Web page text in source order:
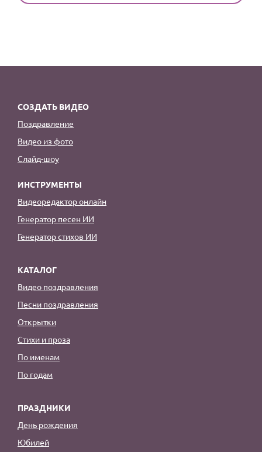
СОЗДАТЬ ВИДЕО
Поздравление
Видео из фото
Слайд-шоу
ИНСТРУМЕНТЫ
Видеоредактор онлайн
Генератор песен ИИ
Генератор стихов ИИ
КАТАЛОГ
Видео поздравления
Песни поздравления
Открытки
Стихи и проза
По именам
По годам
ПРАЗДНИКИ
День рождения
Юбилей